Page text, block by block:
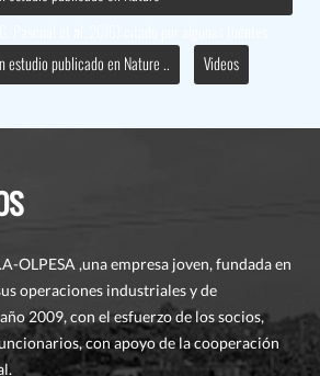
OLPESA ,una empresa joven, fundada en
operaciones industriales y de
con apoyo de la cooperación